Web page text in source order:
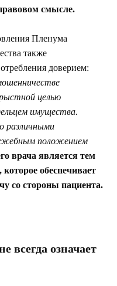
смысле.
Пленума
также
доверием:
целью
имущества.
различными
положением
врача является тем
обеспечивает
со стороны пациента.
всегда означает